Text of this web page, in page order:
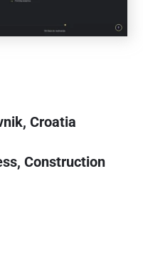
Croatia
Construction